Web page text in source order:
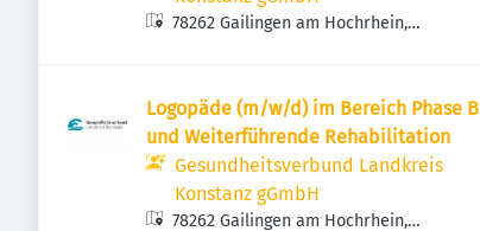
78262 Gailingen am Hochrhein,
Logopäde (m/w/d) im Bereich Phase B
und Weiterführende Rehabilitation
Gesundheitsverbund Landkreis
Konstanz gGmbH
78262 Gailingen am Hochrhein,